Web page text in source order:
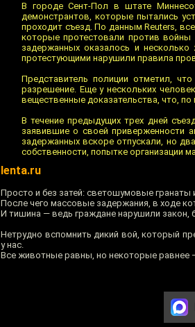
В городе Сент-Пол в штате
демонстрантов, которые пытались
проходит съезд. По данным Reuters,
которые протестовали против
задержанных оказалось и
протестующими нарушили правила
Представитель полиции отметил,
разрешение. Еще у нескольких
вещественные доказательства, что,
В течение предыдущих трех дней
заявившие о своей приверженности
задержанных вскоре отпускали, но
собственности, попытке организации
lenta.ru
Просто и без затей: светошумовые гранаты
После чего массовые задержания, в ходе
И тишина — ведь граждане нарушили закон,
Нетрудно вспомнить дикий вой, который
у нас.
Все животные равны, но некоторые равнее